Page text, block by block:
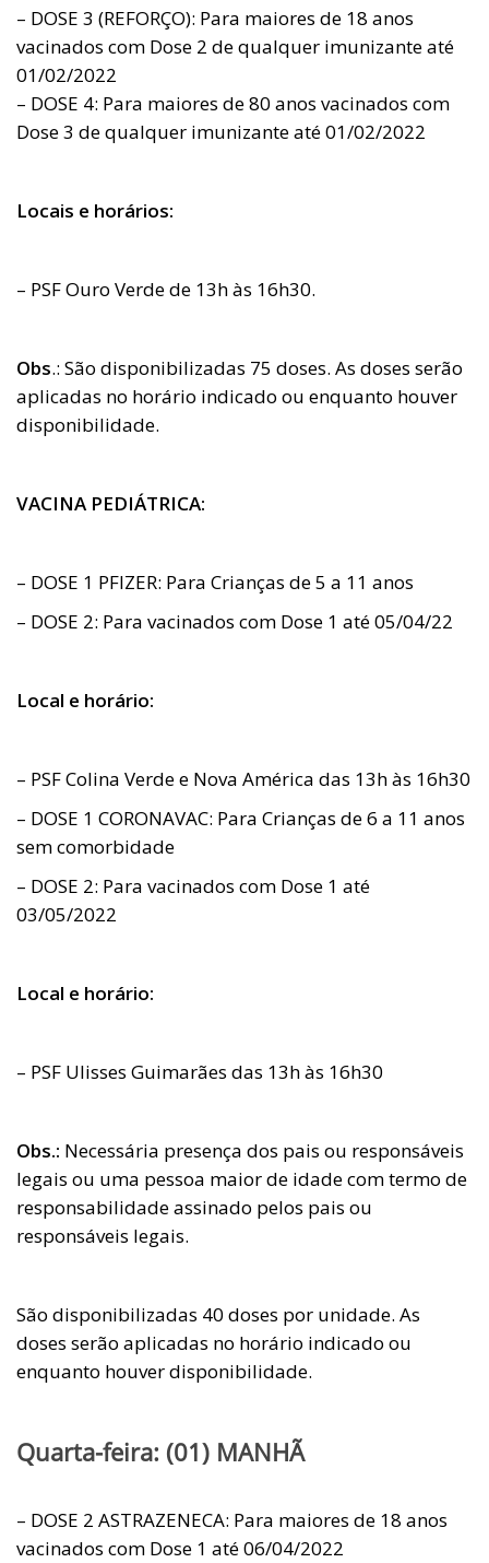
– DOSE 3 (REFORÇO): Para maiores de 18 anos
vacinados com Dose 2 de qualquer imunizante até
01/02/2022
– DOSE 4: Para maiores de 80 anos vacinados com
Dose 3 de qualquer imunizante até 01/02/2022
Locais e horários:
– PSF Ouro Verde de 13h às 16h30.
Obs.: São disponibilizadas 75 doses. As doses serão
aplicadas no horário indicado ou enquanto houver
disponibilidade.
VACINA PEDIÁTRICA:
– DOSE 1 PFIZER: Para Crianças de 5 a 11 anos
– DOSE 2: Para vacinados com Dose 1 até 05/04/22
Local e horário:
– PSF Colina Verde e Nova América das 13h às 16h30
– DOSE 1 CORONAVAC: Para Crianças de 6 a 11 anos
sem comorbidade
– DOSE 2: Para vacinados com Dose 1 até
03/05/2022
Local e horário:
– PSF Ulisses Guimarães das 13h às 16h30
Obs.: Necessária presença dos pais ou responsáveis
legais ou uma pessoa maior de idade com termo de
responsabilidade assinado pelos pais ou
responsáveis legais.
São disponibilizadas 40 doses por unidade. As
doses serão aplicadas no horário indicado ou
enquanto houver disponibilidade.
Quarta-feira: (01) MANHÃ
– DOSE 2 ASTRAZENECA: Para maiores de 18 anos
vacinados com Dose 1 até 06/04/2022